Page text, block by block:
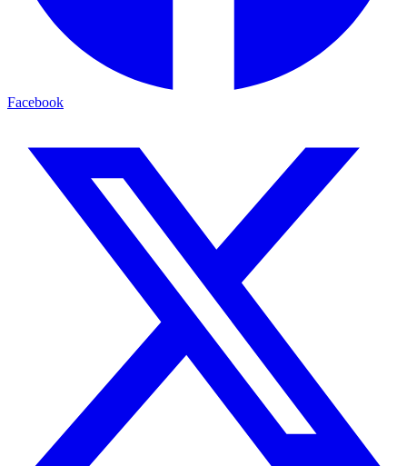
Facebook